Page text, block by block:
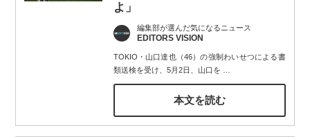
よ」
編集部が選んだ気になるニュース
EDITORS VISION
TOKIO・山口達也（46）の強制わいせつによる書
類送検を受け、5月2日、山口を
本文を読む